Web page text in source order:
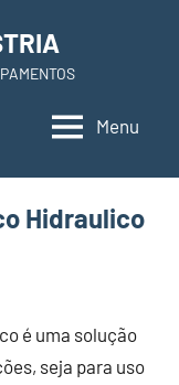
Menu
Hidraulico
é uma solução
seja para uso